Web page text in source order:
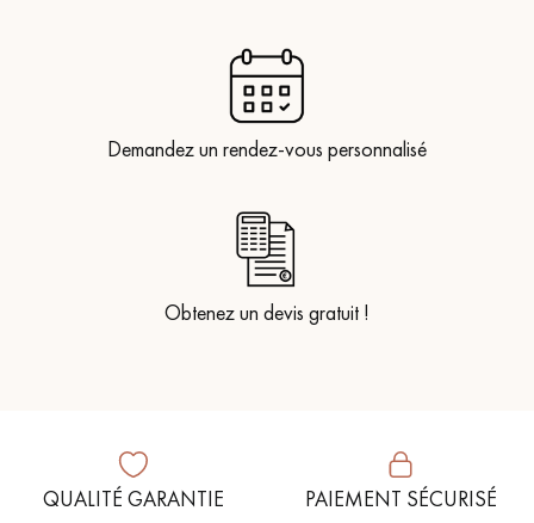
Demandez un rendez-vous personnalisé
Obtenez un devis gratuit !
QUALITÉ GARANTIE PAIEMENT SÉCURISÉ